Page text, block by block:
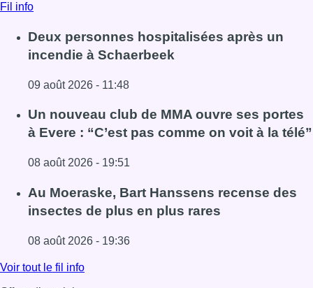
Fil info
Deux personnes hospitalisées après un
incendie à Schaerbeek
09 août 2026 - 11:48
Lire l'article Deux personnes hospitalisées après un
Un nouveau club de MMA ouvre ses portes
à Evere : “C’est pas comme on voit à la télé”
08 août 2026 - 19:51
Lire l'article Un nouveau club de MMA ouvre ses portes à
Au Moeraske, Bart Hanssens recense des
insectes de plus en plus rares
08 août 2026 - 19:36
Lire l'article Au Moeraske, Bart Hanssens recense des
Voir tout le fil info